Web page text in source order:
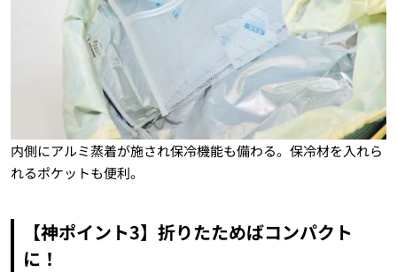
内側にアルミ蒸着が施され保冷機能も備わる。保冷材を入れら
れるポケットも便利。
【神ポイント3】折りたためばコンパクト
に！